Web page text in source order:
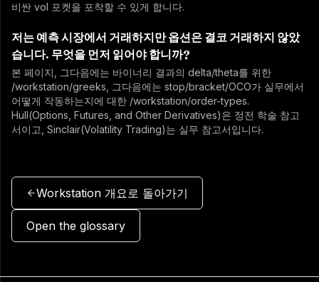
비싼 vol 포켓을 포착할 수 있게 합니다.
저는 예측 시장에서 거래하지만 옵션은 결코 거래하지 않았
습니다. 무엇을 먼저 읽어야 합니까?
본 페이지, 그다음에는 바이너리 결과의 delta/theta를 위한
/workstation/greeks, 그다음에는 stop/bracket/OCO가 실무에서
어떻게 작동하는지에 대한 /workstation/order-types.
Hull(Options, Futures, and Other Derivatives)은 정전 학술 참고
서이고, Sinclair(Volatility Trading)는 실무 참고서입니다.
Workstation 개요로 돌아가기
Open the glossary